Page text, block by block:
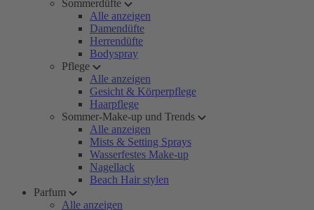
Sommerdüfte
Alle anzeigen
Damendüfte
Herrendüfte
Bodyspray
Pflege
Alle anzeigen
Gesicht & Körperpflege
Haarpflege
Sommer-Make-up und Trends
Alle anzeigen
Mists & Setting Sprays
Wasserfestes Make-up
Nagellack
Beach Hair stylen
Parfum
Alle anzeigen